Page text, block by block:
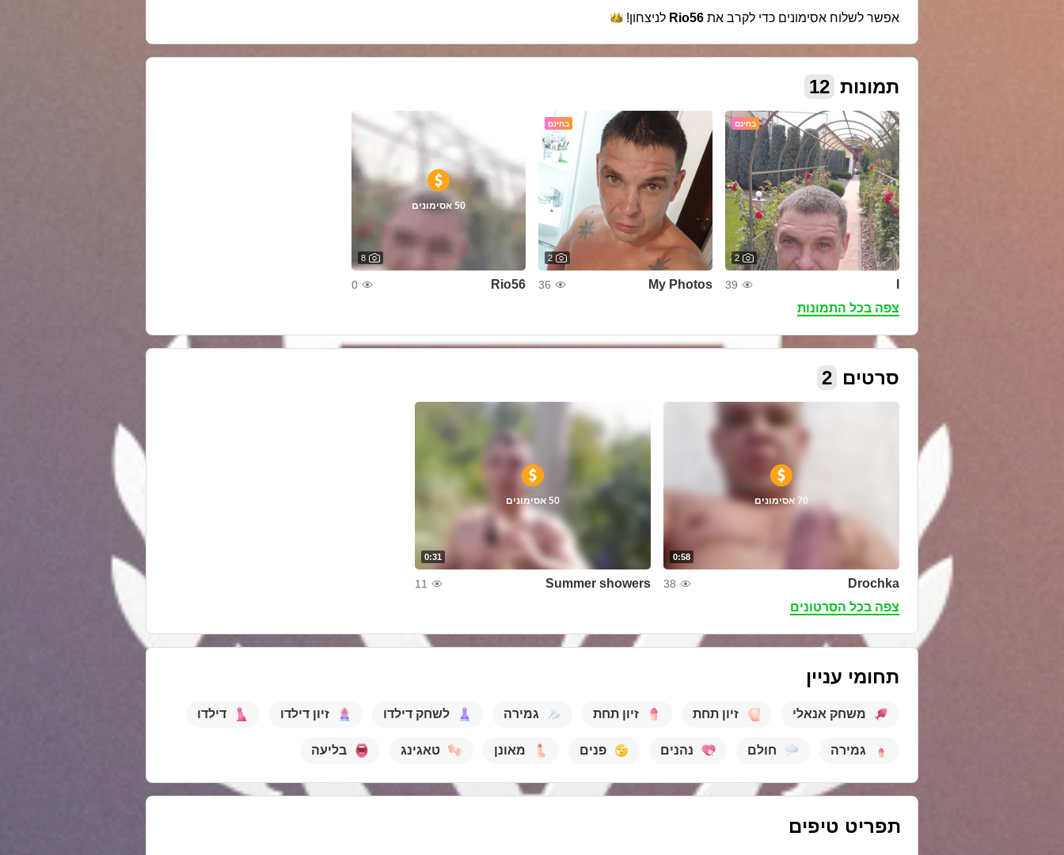
אפשר לשלוח אסימונים כדי לקרב את Rio56 לניצחון!
תמונות 12
בחינם
2
39
בחינם
2
My Photos
36
50 אסימונים
8
Rio56
0
צפה בכל התמונות
סרטים 2
0:58
70 אסימונים
Drochka
38
0:31
50 אסימונים
Summer showers
11
צפה בכל הסרטונים
תחומי עניין
משחק אנאלי זיון תחת זיון תחת גמירה לשחק דילדו זיון דילדו דילדו
גמירה חולם נהנים פנים מאונן טאגינג בליעה
תפריט טיפים